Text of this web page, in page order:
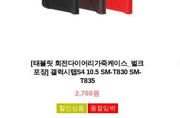
[태블릿 회전다이어리가죽케이스_벌크
포장] 갤럭시탭S4 10.5 SM-T830 SM-
T835
2,760원
할인상품 품절임박